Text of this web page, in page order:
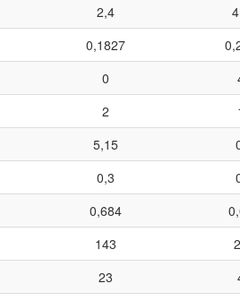
2,4
0,1827
0
2
5,15
0,3
0,684
143
23